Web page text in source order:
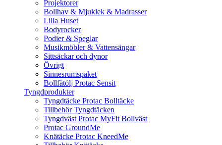
Projektorer
Bollhav & Mjuklek & Madrasser
Lilla Huset
Bodyrocker
Podier & Speglar
Musikmöbler & Vattensängar
Sittsäckar och dynor
Övrigt
Sinnesrumspaket
Bollfåtölj Protac Sensit
Tyngdprodukter
Tyngdtäcke Protac Bolltäcke
Tillbehör Tyngdtäcken
Tyngdväst Protac MyFit Bollväst
Protac GroundMe
Knätäcke Protac KneedMe